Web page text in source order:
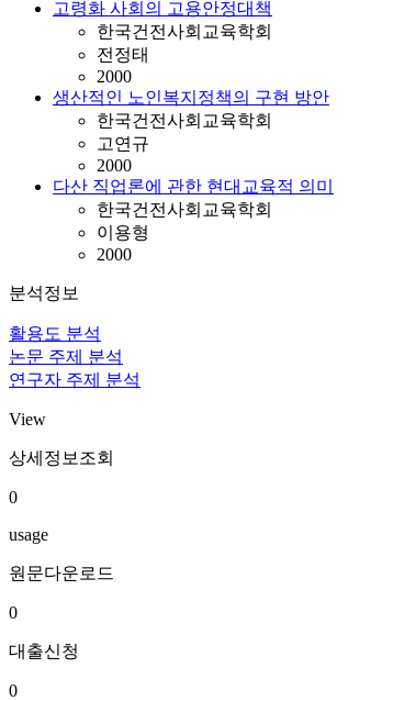
고령화 사회의 고용안정대책
한국건전사회교육학회
전정태
2000
생산적인 노인복지정책의 구현 방안
한국건전사회교육학회
고연규
2000
다산 직업론에 관한 현대교육적 의미
한국건전사회교육학회
이용형
2000
분석정보
활용도 분석
논문 주제 분석
연구자 주제 분석
View
상세정보조회
0
usage
원문다운로드
0
대출신청
0